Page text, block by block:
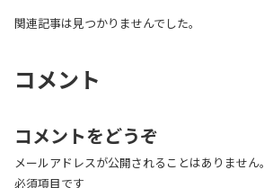
関連記事は見つかりませんでした。
コメント
コメントをどうぞ
メールアドレスが公開されることはありません。
必須項目です